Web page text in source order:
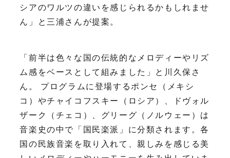
シアのワルツの違いを感じられるかもしれませ
ん」と三浦さんが提案。
「前半は色々な国の伝統的なメロディーやリズ
ム感をベースとして組みました」と川久保さ
ん。 プログラムに登場するポンセ（メキシ
コ）やチャイコフスキー（ロシア）、ドヴォル
ザーク（チェコ）、グリーグ（ノルウェー）は
音楽史の中で「国民楽派」に分類されます。各
国の民族音楽を取り入れて、親しみを感じる美